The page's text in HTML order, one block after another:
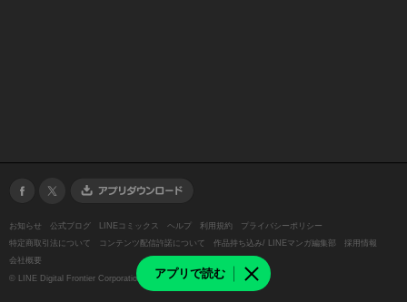
アプリで読む
お知らせ 公式ブログ LINEコミックス ヘルプ 利用規約
プライバシーポリシー
特定商取引法について
コンテンツ配信許諾について 作品持ち込み/ LINEマンガ編集部
採用情報
会社概要
© LINE Digital Frontier Corporation